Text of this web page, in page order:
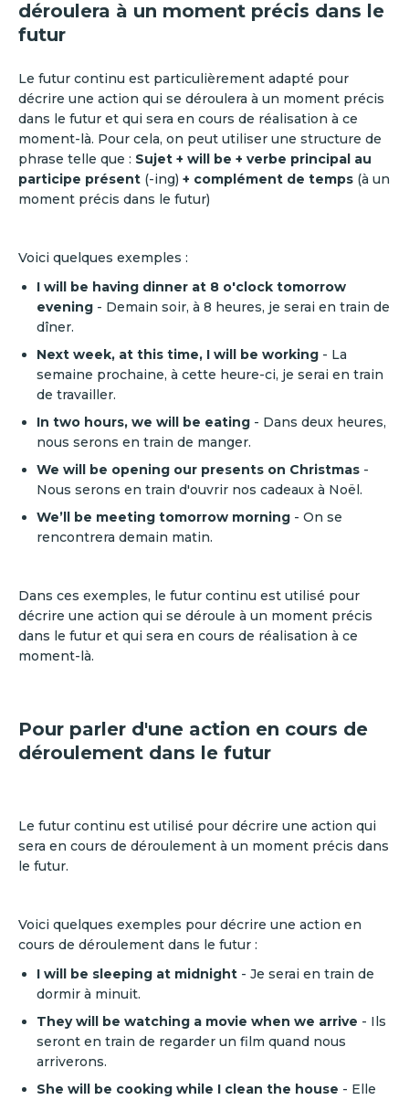
déroulera à un moment précis dans le
futur
Le futur continu est particulièrement adapté pour
décrire une action qui se déroulera à un moment précis
dans le futur et qui sera en cours de réalisation à ce
moment-là. Pour cela, on peut utiliser une structure de
phrase telle que : Sujet + will be + verbe principal au
participe présent (-ing) + complément de temps (à un
moment précis dans le futur)
Voici quelques exemples :
I will be having dinner at 8 o'clock tomorrow
evening - Demain soir, à 8 heures, je serai en train de
dîner.
Next week, at this time, I will be working - La
semaine prochaine, à cette heure-ci, je serai en train
de travailler.
In two hours, we will be eating - Dans deux heures,
nous serons en train de manger.
We will be opening our presents on Christmas -
Nous serons en train d'ouvrir nos cadeaux à Noël.
We’ll be meeting tomorrow morning - On se
rencontrera demain matin.
Dans ces exemples, le futur continu est utilisé pour
décrire une action qui se déroule à un moment précis
dans le futur et qui sera en cours de réalisation à ce
moment-là.
Pour parler d'une action en cours de
déroulement dans le futur
Le futur continu est utilisé pour décrire une action qui
sera en cours de déroulement à un moment précis dans
le futur.
Voici quelques exemples pour décrire une action en
cours de déroulement dans le futur :
I will be sleeping at midnight - Je serai en train de
dormir à minuit.
They will be watching a movie when we arrive - Ils
seront en train de regarder un film quand nous
arriverons.
She will be cooking while I clean the house - Elle